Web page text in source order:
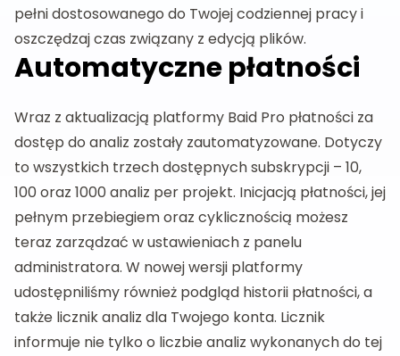
pełni dostosowanego do Twojej codziennej pracy i
oszczędzaj czas związany z edycją plików.
Automatyczne płatności
Wraz z aktualizacją platformy Baid Pro płatności za
dostęp do analiz zostały zautomatyzowane. Dotyczy
to wszystkich trzech dostępnych subskrypcji – 10,
100 oraz 1000 analiz per projekt. Inicjacją płatności, jej
pełnym przebiegiem oraz cyklicznością możesz
teraz zarządzać w ustawieniach z panelu
administratora. W nowej wersji platformy
udostępniliśmy również podgląd historii płatności, a
także licznik analiz dla Twojego konta. Licznik
informuje nie tylko o liczbie analiz wykonanych do tej